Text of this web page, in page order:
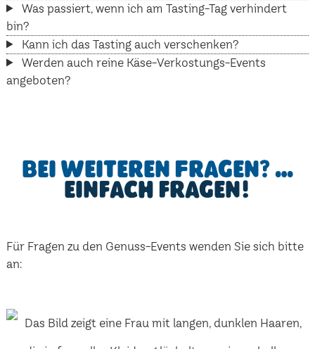
Was passiert, wenn ich am Tasting-Tag verhindert
bin?
Kann ich das Tasting auch verschenken?
Werden auch reine Käse-Verkostungs-Events
angeboten?
Bei weiteren Fragen? …
einfach fragen!
Für Fragen zu den Genuss-Events wenden Sie sich bitte
an: